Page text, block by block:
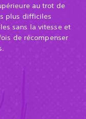
au trot de
plus difficiles
sans la vitesse et
de récompenser